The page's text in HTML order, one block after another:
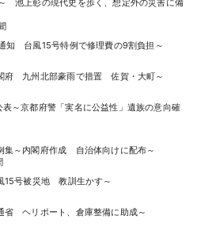
池上彰の現代史を歩く、想定外の災害に備
台風15号特例で修理費の9割負担～
府 九州北部豪雨で措置 佐賀・大町～
～京都府警「実名に公益性」遺族の意向確
～内閣府作成 自治体向けに配布～
15号被災地 教訓生かす～
ヘリポート、倉庫整備に助成～